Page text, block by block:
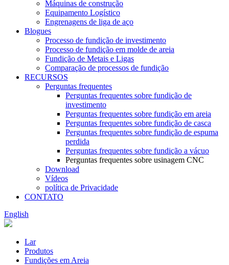
Máquinas de construção
Equipamento Logístico
Engrenagens de liga de aço
Blogues
Processo de fundição de investimento
Processo de fundição em molde de areia
Fundição de Metais e Ligas
Comparação de processos de fundição
RECURSOS
Perguntas frequentes
Perguntas frequentes sobre fundição de
investimento
Perguntas frequentes sobre fundição em areia
Perguntas frequentes sobre fundição de casca
Perguntas frequentes sobre fundição de espuma
perdida
Perguntas frequentes sobre fundição a vácuo
Perguntas frequentes sobre usinagem CNC
Download
Vídeos
política de Privacidade
CONTATO
English
Lar
Produtos
Fundições em Areia